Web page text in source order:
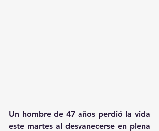
Un hombre de 47 años perdió la vida
este martes al desvanecerse en plena